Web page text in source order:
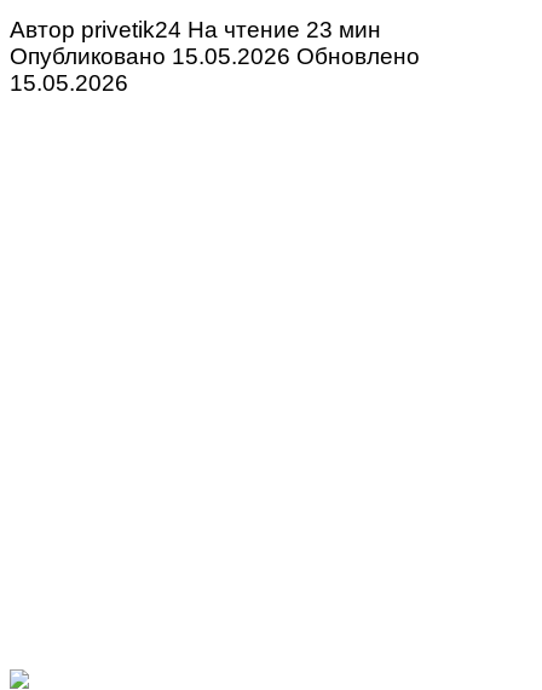
Автор privetik24 На чтение 23 мин
Опубликовано 15.05.2026 Обновлено
15.05.2026